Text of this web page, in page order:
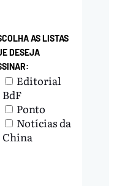
AS LISTAS
DESEJA
Editorial
BdF
Ponto
Notícias da
China